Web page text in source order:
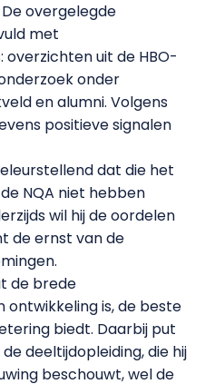
overgelegde
met
uit de HBO-
onder
en alumni. Volgens
positieve signalen
dat die het
NQA niet hebben
wil hij de oordelen
de ernst van de
de brede
ontwikkeling is, de beste
biedt. Daarbij put
deeltijdopleiding, die hij
beschouwt, wel de